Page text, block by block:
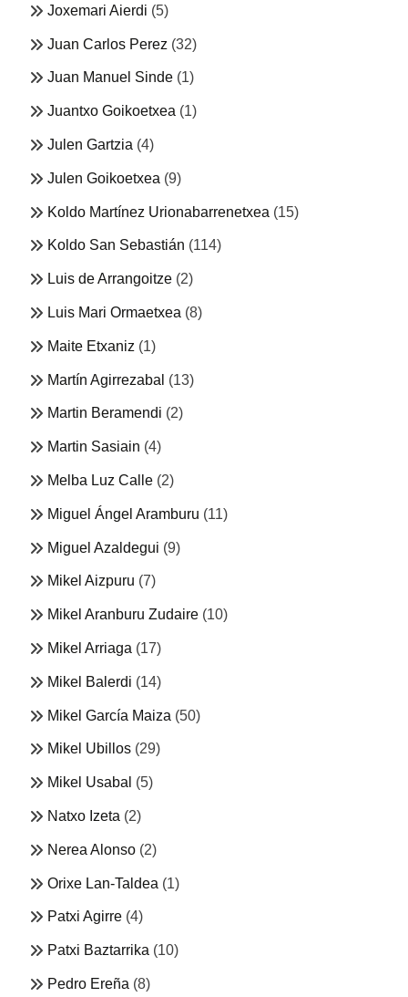
Joxemari Aierdi (5)
Juan Carlos Perez (32)
Juan Manuel Sinde (1)
Juantxo Goikoetxea (1)
Julen Gartzia (4)
Julen Goikoetxea (9)
Koldo Martínez Urionabarrenetxea (15)
Koldo San Sebastián (114)
Luis de Arrangoitze (2)
Luis Mari Ormaetxea (8)
Maite Etxaniz (1)
Martín Agirrezabal (13)
Martin Beramendi (2)
Martin Sasiain (4)
Melba Luz Calle (2)
Miguel Ángel Aramburu (11)
Miguel Azaldegui (9)
Mikel Aizpuru (7)
Mikel Aranburu Zudaire (10)
Mikel Arriaga (17)
Mikel Balerdi (14)
Mikel García Maiza (50)
Mikel Ubillos (29)
Mikel Usabal (5)
Natxo Izeta (2)
Nerea Alonso (2)
Orixe Lan-Taldea (1)
Patxi Agirre (4)
Patxi Baztarrika (10)
Pedro Ereña (8)